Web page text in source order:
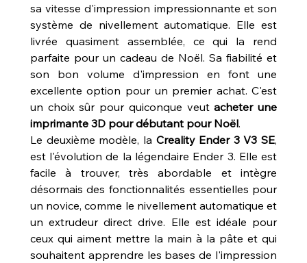
sa vitesse d'impression impressionnante et son
système de nivellement automatique. Elle est
livrée quasiment assemblée, ce qui la rend
parfaite pour un cadeau de Noël. Sa fiabilité et
son bon volume d'impression en font une
excellente option pour un premier achat. C'est
un choix sûr pour quiconque veut acheter une
imprimante 3D pour débutant pour Noël.
Le deuxième modèle, la Creality Ender 3 V3 SE,
est l'évolution de la légendaire Ender 3. Elle est
facile à trouver, très abordable et intègre
désormais des fonctionnalités essentielles pour
un novice, comme le nivellement automatique et
un extrudeur direct drive. Elle est idéale pour
ceux qui aiment mettre la main à la pâte et qui
souhaitent apprendre les bases de l'impression